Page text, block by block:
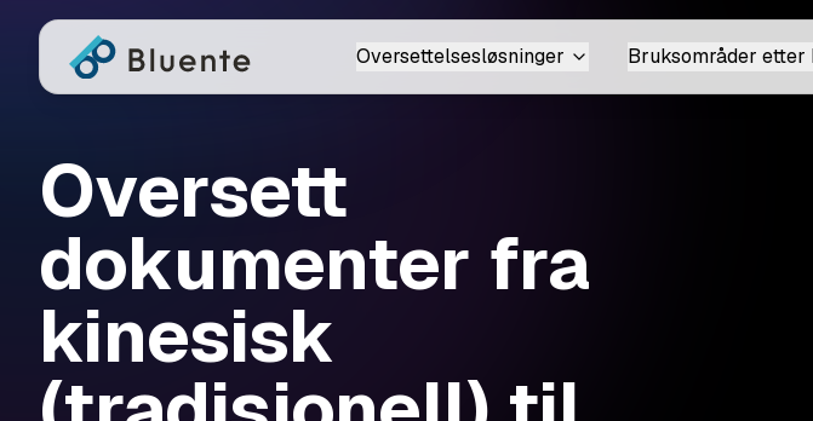
Oversettelsesløsninger Bruksområder etter
Oversett
dokumenter fra
kinesisk